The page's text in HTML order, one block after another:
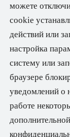
можете
cookie
действий или
настройка
систему или
браузере
уведомлений о
работе
Технические
Серия
Серия матовой
Серия
Перламутровая
Другие серии
Область
Рекламная
Пищевая
Повседневная
Табачная и
Устойчивое
Цели
Разработка
Центр загрузок
Брошюра о
GETTEL HIGH-